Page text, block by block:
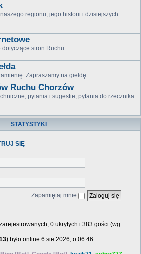
regionu, jego historii i dzisiejszych
stron Ruchu
Zapraszamy na giełdę.
Ruchu Chorzów
pytania i sugestie, pytania do rzecznika
STATYSTYKI
SIĘ
Zapamiętaj mnie
0 ukrytych i 383 gości (wg
) było online 6 sie 2026, o 06:46